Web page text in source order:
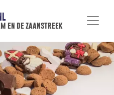
en de zaanstreek